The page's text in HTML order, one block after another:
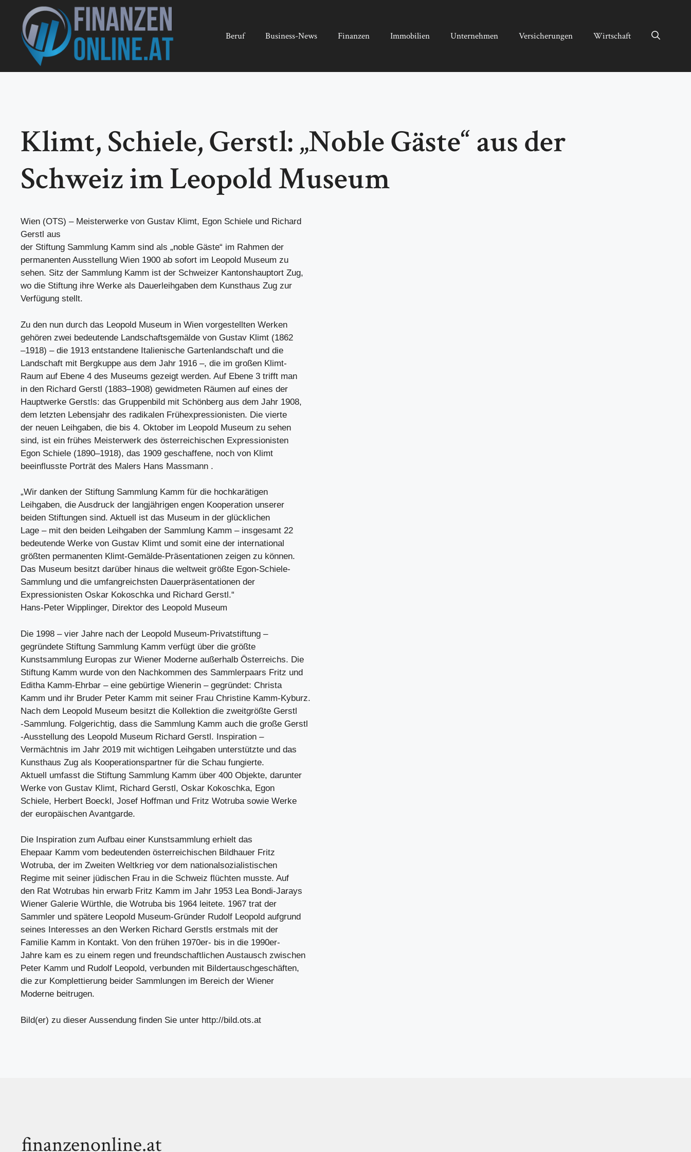
springen
Beruf Business-News Finanzen Immobilien Unternehmen Versicherungen Wirtschaft
Klimt, Schiele, Gerstl: „Noble Gäste“ aus der
Schweiz im Leopold Museum
Wien (OTS) – Meisterwerke von Gustav Klimt, Egon Schiele und Richard
Gerstl aus
der Stiftung Sammlung Kamm sind als „noble Gäste“ im Rahmen der
permanenten Ausstellung Wien 1900 ab sofort im Leopold Museum zu
sehen. Sitz der Sammlung Kamm ist der Schweizer Kantonshauptort Zug,
wo die Stiftung ihre Werke als Dauerleihgaben dem Kunsthaus Zug zur
Verfügung stellt.
Zu den nun durch das Leopold Museum in Wien vorgestellten Werken
gehören zwei bedeutende Landschaftsgemälde von Gustav Klimt (1862
–1918) – die 1913 entstandene Italienische Gartenlandschaft und die
Landschaft mit Bergkuppe aus dem Jahr 1916 –, die im großen Klimt-
Raum auf Ebene 4 des Museums gezeigt werden. Auf Ebene 3 trifft man
in den Richard Gerstl (1883–1908) gewidmeten Räumen auf eines der
Hauptwerke Gerstls: das Gruppenbild mit Schönberg aus dem Jahr 1908,
dem letzten Lebensjahr des radikalen Frühexpressionisten. Die vierte
der neuen Leihgaben, die bis 4. Oktober im Leopold Museum zu sehen
sind, ist ein frühes Meisterwerk des österreichischen Expressionisten
Egon Schiele (1890–1918), das 1909 geschaffene, noch von Klimt
beeinflusste Porträt des Malers Hans Massmann .
„Wir danken der Stiftung Sammlung Kamm für die hochkarätigen
Leihgaben, die Ausdruck der langjährigen engen Kooperation unserer
beiden Stiftungen sind. Aktuell ist das Museum in der glücklichen
Lage – mit den beiden Leihgaben der Sammlung Kamm – insgesamt 22
bedeutende Werke von Gustav Klimt und somit eine der international
größten permanenten Klimt-Gemälde-Präsentationen zeigen zu können.
Das Museum besitzt darüber hinaus die weltweit größte Egon-Schiele-
Sammlung und die umfangreichsten Dauerpräsentationen der
Expressionisten Oskar Kokoschka und Richard Gerstl.“
Hans-Peter Wipplinger, Direktor des Leopold Museum
Die 1998 – vier Jahre nach der Leopold Museum-Privatstiftung –
gegründete Stiftung Sammlung Kamm verfügt über die größte
Kunstsammlung Europas zur Wiener Moderne außerhalb Österreichs. Die
Stiftung Kamm wurde von den Nachkommen des Sammlerpaars Fritz und
Editha Kamm-Ehrbar – eine gebürtige Wienerin – gegründet: Christa
Kamm und ihr Bruder Peter Kamm mit seiner Frau Christine Kamm-Kyburz.
Nach dem Leopold Museum besitzt die Kollektion die zweitgrößte Gerstl
-Sammlung. Folgerichtig, dass die Sammlung Kamm auch die große Gerstl
-Ausstellung des Leopold Museum Richard Gerstl. Inspiration –
Vermächtnis im Jahr 2019 mit wichtigen Leihgaben unterstützte und das
Kunsthaus Zug als Kooperationspartner für die Schau fungierte.
Aktuell umfasst die Stiftung Sammlung Kamm über 400 Objekte, darunter
Werke von Gustav Klimt, Richard Gerstl, Oskar Kokoschka, Egon
Schiele, Herbert Boeckl, Josef Hoffman und Fritz Wotruba sowie Werke
der europäischen Avantgarde.
Die Inspiration zum Aufbau einer Kunstsammlung erhielt das
Ehepaar Kamm vom bedeutenden österreichischen Bildhauer Fritz
Wotruba, der im Zweiten Weltkrieg vor dem nationalsozialistischen
Regime mit seiner jüdischen Frau in die Schweiz flüchten musste. Auf
den Rat Wotrubas hin erwarb Fritz Kamm im Jahr 1953 Lea Bondi-Jarays
Wiener Galerie Würthle, die Wotruba bis 1964 leitete. 1967 trat der
Sammler und spätere Leopold Museum-Gründer Rudolf Leopold aufgrund
seines Interesses an den Werken Richard Gerstls erstmals mit der
Familie Kamm in Kontakt. Von den frühen 1970er- bis in die 1990er-
Jahre kam es zu einem regen und freundschaftlichen Austausch zwischen
Peter Kamm und Rudolf Leopold, verbunden mit Bildertauschgeschäften,
die zur Komplettierung beider Sammlungen im Bereich der Wiener
Moderne beitrugen.
Bild(er) zu dieser Aussendung finden Sie unter http://bild.ots.at
finanzenonline.at